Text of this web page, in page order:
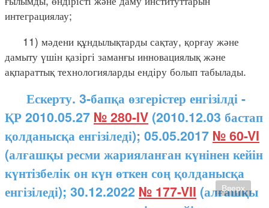
интеграциялау;
11) мәдени құндылықтарды сақтау, қорғау және
дамыту үшін қазіргі заманғы инновациялық және
ақпараттық технологияларды ендіру болып табылады.
Ескерту. 3-бапқа өзгерістер енгізілді -
ҚР 2010.05.27 № 280-IV (2010.12.03 бастап
қолданысқа енгізіледі); 05.05.2017 № 60-VI
(алғашқы ресми жарияланған күнінен кейін
күнтізбелік он күн өткен соң қолданысқа
енгізіледі); 30.12.2022 № 177-VII (алғашқы
Вверх